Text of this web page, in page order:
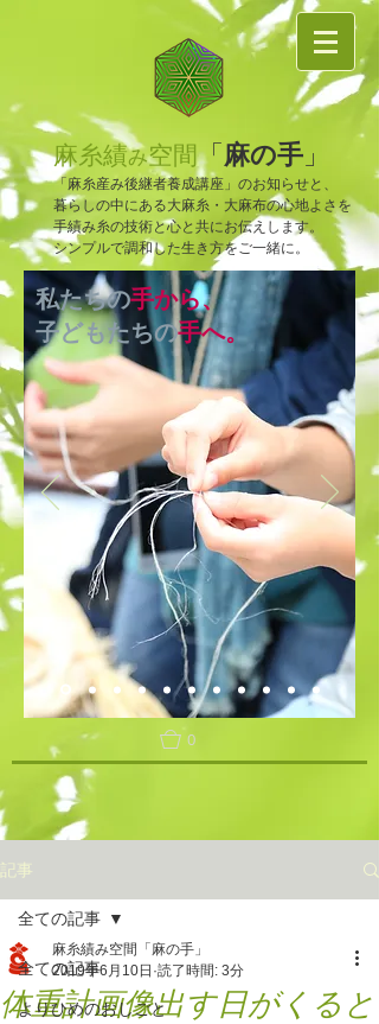
麻糸績み空間「麻の手 」
「麻糸産み後継者養成講座」のお知らせと、
暮らしの中にある大麻糸・大麻布の心地よさを
手績み糸の技術と心と共にお伝えします。
​シンプルで調和した生き方をご一緒に。
私たちの手から、
子どもたちの手へ。
0
記事
全ての記事
よりひめのおしごと
全ての記事
体重計画像出す日がくると
麻糸績み空間「麻の手」
2019年6月10日 読了時間: 3分